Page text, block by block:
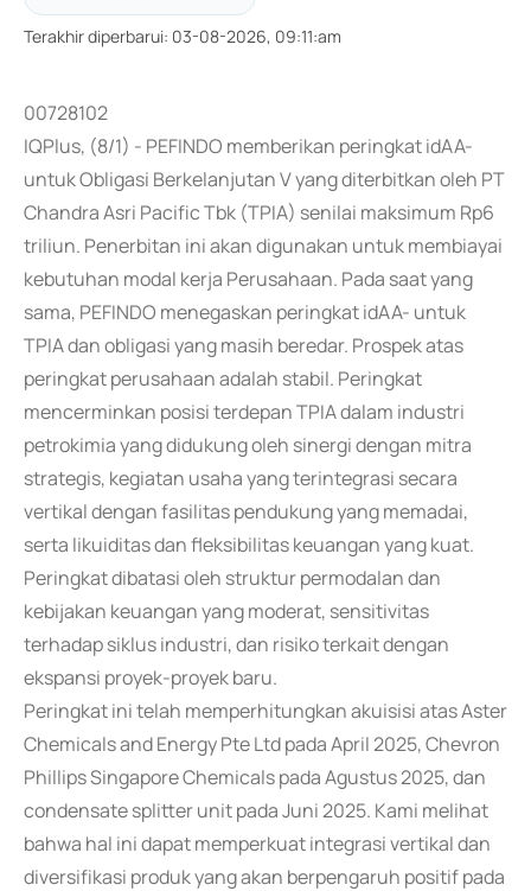
Terakhir diperbarui: 03-08-2026, 09:11:am
00728102
IQPlus, (8/1) - PEFINDO memberikan peringkat idAA-
untuk Obligasi Berkelanjutan V yang diterbitkan oleh PT
Chandra Asri Pacific Tbk (TPIA) senilai maksimum Rp6
triliun. Penerbitan ini akan digunakan untuk membiayai
kebutuhan modal kerja Perusahaan. Pada saat yang
sama, PEFINDO menegaskan peringkat idAA- untuk
TPIA dan obligasi yang masih beredar. Prospek atas
peringkat perusahaan adalah stabil. Peringkat
mencerminkan posisi terdepan TPIA dalam industri
petrokimia yang didukung oleh sinergi dengan mitra
strategis, kegiatan usaha yang terintegrasi secara
vertikal dengan fasilitas pendukung yang memadai,
serta likuiditas dan fleksibilitas keuangan yang kuat.
Peringkat dibatasi oleh struktur permodalan dan
kebijakan keuangan yang moderat, sensitivitas
terhadap siklus industri, dan risiko terkait dengan
ekspansi proyek-proyek baru.
Peringkat ini telah memperhitungkan akuisisi atas Aster
Chemicals and Energy Pte Ltd pada April 2025, Chevron
Phillips Singapore Chemicals pada Agustus 2025, dan
condensate splitter unit pada Juni 2025. Kami melihat
bahwa hal ini dapat memperkuat integrasi vertikal dan
diversifikasi produk yang akan berpengaruh positif pada